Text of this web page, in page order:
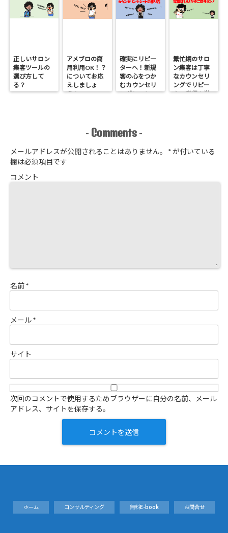
正しいサロン
集客ツールの
選び方して
る？
アメブロの商
用利用OK！？
についてお応
えしましょ
う！
確実にリピー
ターへ！新規
客の心をつか
むカウンセリ
ングシートの
繁忙期のサロ
ン集客は丁寧
なカウンセリ
ングでリピー
ター獲得！覚
- Comments -
メールアドレスが公開されることはありません。 *が付いている
欄は必須項目です
コメント
名前*
メール*
サイト
次回のコメントで使用するためブラウザーに自分の名前、メール
アドレス、サイトを保存する。
ホーム コンサルティング 無料E-book お問合せ